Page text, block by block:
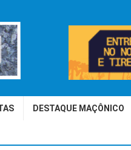
DESTAQUE MAÇÔNICO